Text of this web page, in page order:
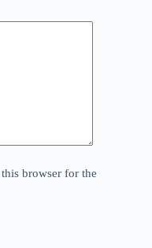
browser for the